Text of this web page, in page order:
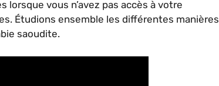
vous n’avez pas accès à votre
Étudions ensemble les différentes manières
saoudite.